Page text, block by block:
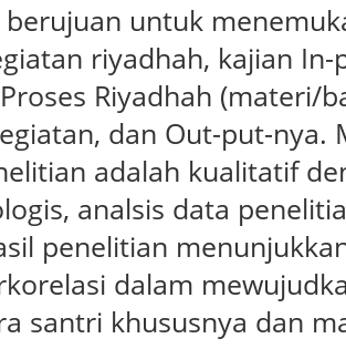
berujuan untuk
riyadhah, kajian
Riyadhah (materi/
dan Out-put-nya.
adalah kualitatif
analsis data
penelitian
dalam
santri khususnya dan